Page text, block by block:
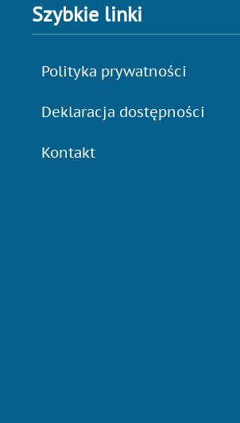
Szybkie linki
Polityka prywatności
Deklaracja dostępności
Kontakt